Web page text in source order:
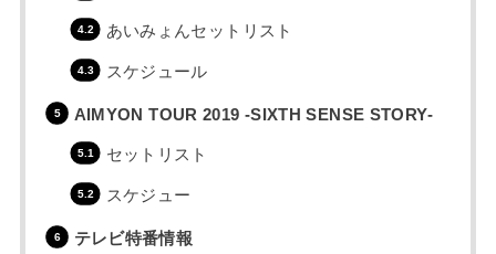
あいみょんセットリスト
スケジュール
AIMYON TOUR 2019 -SIXTH SENSE STORY-
セットリスト
スケジュー
テレビ特番情報